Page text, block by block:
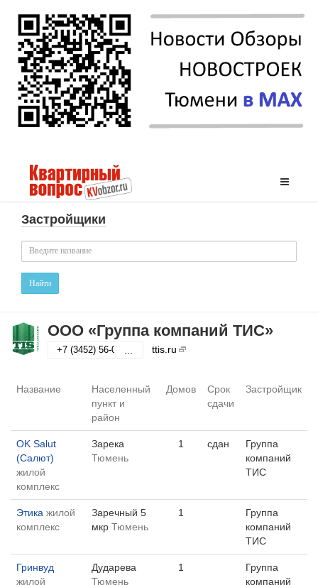
Застройщики
Найти
ООО «Группа компаний ТИС»
+7 (3452) 56-04-11··· ttis.ru
Название
Населенный
пункт и
район
Домов
Срок
сдачи
Застройщик
OK Salut
(Салют)
жилой
комплекс
Зарека
Тюмень
1 сдан
Группа
компаний
ТИС
Этика жилой
комплекс
Заречный 5
мкр Тюмень
1
Группа
компаний
ТИС
Гринвуд
жилой
Дударева
Тюмень
1
Группа
компаний